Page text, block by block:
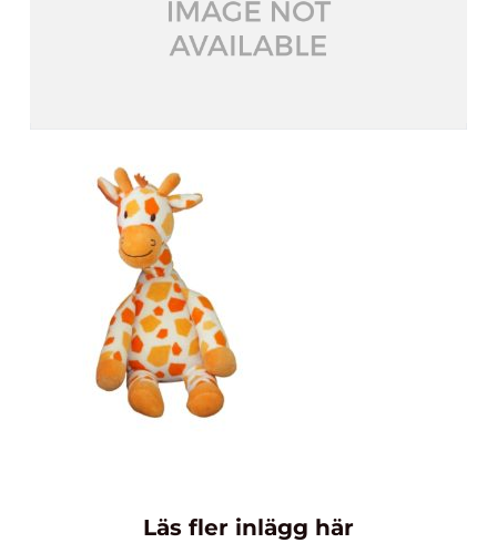
Läs fler inlägg här